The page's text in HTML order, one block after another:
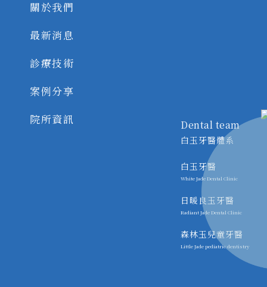
關於我們
最新消息
診療技術
案例分享
院所資訊
Dental team
白玉牙醫體系
白玉牙醫
White Jade Dental Clinic
日暖良玉牙醫
Radiant Jade Dental Clinic
森林玉兒童牙醫
Little Jade pediatric dentistry